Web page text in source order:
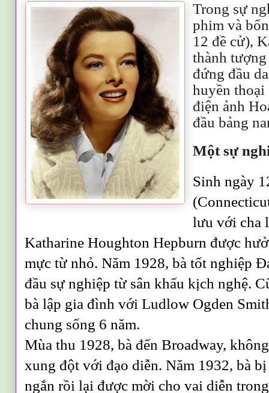
Trong sự
phim và
12 đề cử),
thành
đứng đầu
huyền
điện ảnh
đầu bảng
Một sự
Sinh ngày
lưu với cha
Katharine Houghton Hepburn được
mực từ nhỏ. Năm 1928, bà tốt nghiệp
đầu sự nghiệp từ sân khấu kịch nghệ.
bà lập gia đình với Ludlow Ogden
chung sống 6 năm.
Mùa thu 1928, bà đến Broadway,
xung đột với đạo diễn. Năm 1932, bà
ngắn rồi lại được mời cho vai diễn